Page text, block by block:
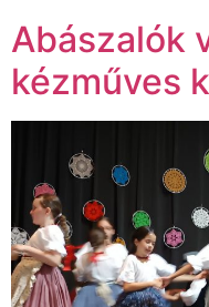
Abászalók
kézműves